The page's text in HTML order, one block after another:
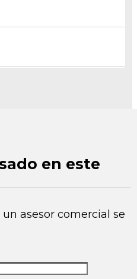
en este
asesor comercial se